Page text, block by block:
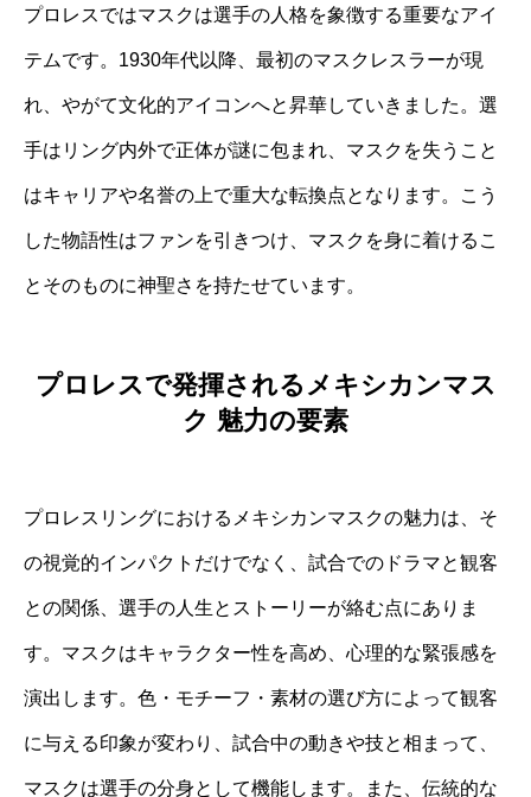
プロレスではマスクは選手の人格を象徴する重要なアイ
テムです。1930年代以降、最初のマスクレスラーが現
れ、やがて文化的アイコンへと昇華していきました。選
手はリング内外で正体が謎に包まれ、マスクを失うこと
はキャリアや名誉の上で重大な転換点となります。こう
した物語性はファンを引きつけ、マスクを身に着けるこ
とそのものに神聖さを持たせています。
プロレスで発揮されるメキシカンマス
ク 魅力の要素
プロレスリングにおけるメキシカンマスクの魅力は、そ
の視覚的インパクトだけでなく、試合でのドラマと観客
との関係、選手の人生とストーリーが絡む点にありま
す。マスクはキャラクター性を高め、心理的な緊張感を
演出します。色・モチーフ・素材の選び方によって観客
に与える印象が変わり、試合中の動きや技と相まって、
マスクは選手の分身として機能します。また、伝統的な